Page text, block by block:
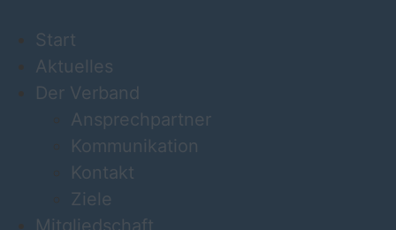
Start
Aktuelles
Der Verband
Ansprechpartner
Kommunikation
Kontakt
Ziele
Mitgliedschaft